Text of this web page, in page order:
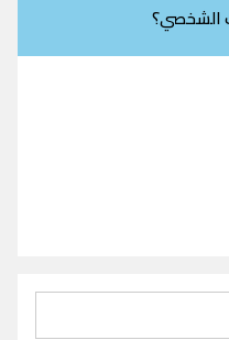
الشخصي؟